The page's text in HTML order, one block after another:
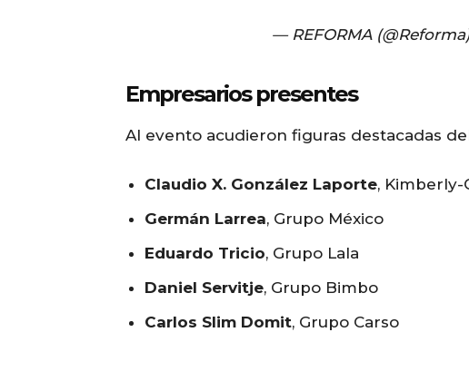
— REFORMA
Empresarios presentes
Al evento acudieron figuras destacadas
Claudio X. González Laporte, Kimberly-
Germán Larrea, Grupo México
Eduardo Tricio, Grupo Lala
Daniel Servitje, Grupo Bimbo
Carlos Slim Domit, Grupo Carso